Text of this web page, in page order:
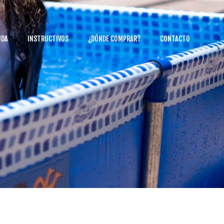
INSTRUCTIVOS ¿DÓNDE COMPRAR? CONTACTO